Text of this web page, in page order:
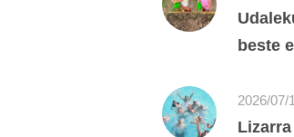
beste
2026/07/